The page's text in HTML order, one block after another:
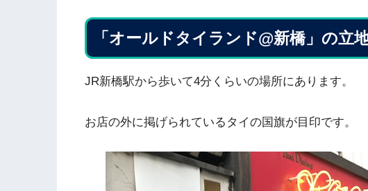
「オールドタイランド@新橋」の立
JR新橋駅から歩いて4分くらいの場所にあります。
お店の外に掲げられているタイの国旗が目印です。